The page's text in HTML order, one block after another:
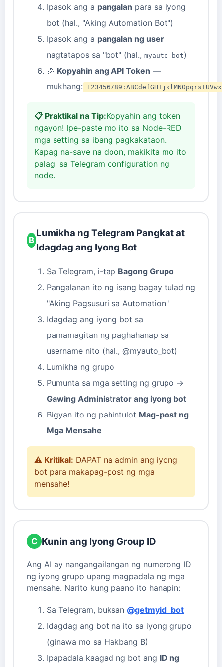
Ipasok ang a pangalan para sa iyong
bot (hal., "Aking Automation Bot")
Ipasok ang a pangalan ng user
nagtatapos sa "bot" (hal., myauto_bot)
🎉 Kopyahin ang API Token —
mukhang:
📋 Praktikal na Tip:Kopyahin ang token
ngayon! Ipe-paste mo ito sa Node-RED
mga setting sa ibang pagkakataon.
Kapag na-save na doon, makikita mo ito
palagi sa Telegram configuration ng
node.
B
Lumikha ng Telegram Pangkat at
Idagdag ang Iyong Bot
Sa Telegram, i-tap Bagong Grupo
Pangalanan ito ng isang bagay tulad ng
"Aking Pagsusuri sa Automation"
Idagdag ang iyong bot sa
pamamagitan ng paghahanap sa
username nito (hal., @myauto_bot)
Lumikha ng grupo
Pumunta sa mga setting ng grupo →
Gawing Administrator ang iyong bot
Bigyan ito ng pahintulot Mag-post ng
Mga Mensahe
⚠️ Kritikal: DAPAT na admin ang iyong
bot para makapag-post ng mga
mensahe!
C Kunin ang Iyong Group ID
Ang AI ay nangangailangan ng numerong ID
ng iyong grupo upang magpadala ng mga
mensahe. Narito kung paano ito hanapin:
Sa Telegram, buksan @getmyid_bot
Idagdag ang bot na ito sa iyong grupo
(ginawa mo sa Hakbang B)
Ipapadala kaagad ng bot ang ID ng